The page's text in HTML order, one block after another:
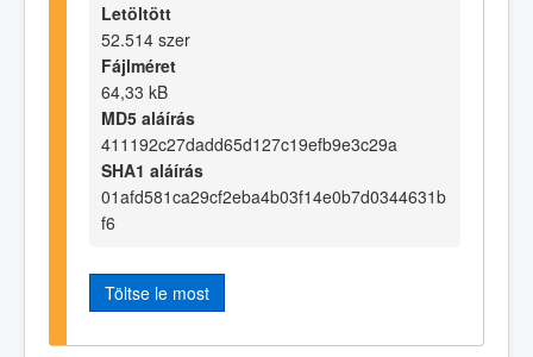
Letöltött
52.514 szer
Fájlméret
64,33 kB
MD5 aláírás
411192c27dadd65d127c19efb9e3c29a
SHA1 aláírás
01afd581ca29cf2eba4b03f14e0b7d0344631b
f6
Töltse le most